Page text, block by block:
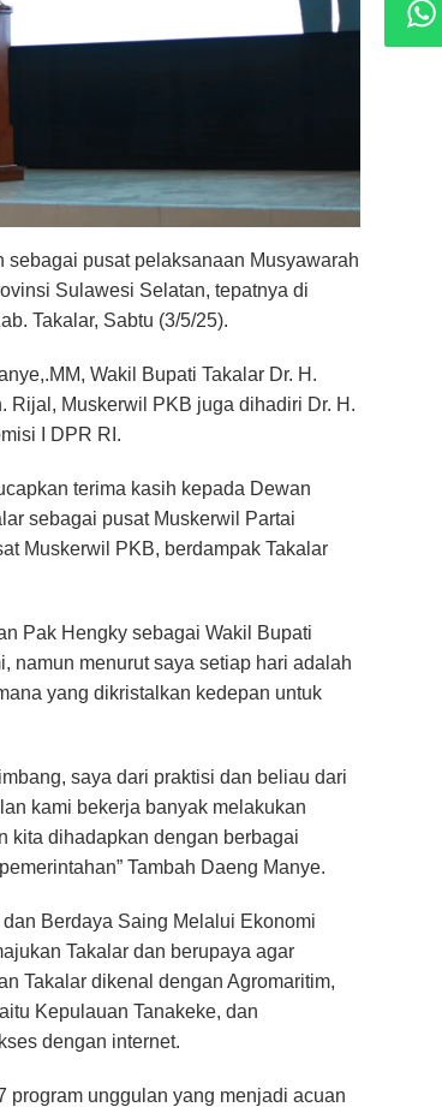
sebagai pusat pelaksanaan Musyawarah
Sulawesi Selatan, tepatnya di
Takalar, Sabtu (3/5/25).
Wakil Bupati Takalar Dr. H.
Rijal, Muskerwil PKB juga dihadiri Dr. H.
I DPR RI.
terima kasih kepada Dewan
sebagai pusat Muskerwil Partai
Muskerwil PKB, berdampak Takalar
Pak Hengky sebagai Wakil Bupati
namun menurut saya setiap hari adalah
yang dikristalkan kedepan untuk
saya dari praktisi dan beliau dari
kami bekerja banyak melakukan
kita dihadapkan dengan berbagai
Tambah Daeng Manye.
Berdaya Saing Melalui Ekonomi
Takalar dan berupaya agar
Takalar dikenal dengan Agromaritim,
Kepulauan Tanakeke, dan
dengan internet.
program unggulan yang menjadi acuan